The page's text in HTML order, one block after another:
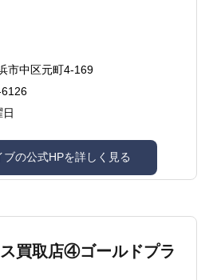
市中区元町4‐169
ブの公式HPを詳しく見る
買取店④ゴールドプラ